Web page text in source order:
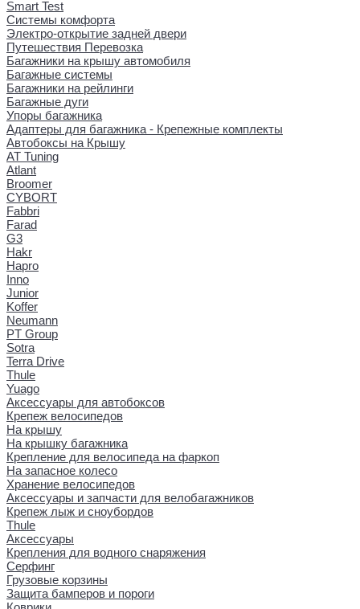
Smart Test
Системы комфорта
Электро-открытие задней двери
Путешествия Перевозка
Багажники на крышу автомобиля
Багажные системы
Багажники на рейлинги
Багажные дуги
Упоры багажника
Адаптеры для багажника - Крепежные комплекты
Автобоксы на Крышу
AT Tuning
Atlant
Broomer
CYBORT
Fabbri
Farad
G3
Hakr
Hapro
Inno
Junior
Koffer
Neumann
PT Group
Sotra
Terra Drive
Thule
Yuago
Аксессуары для автобоксов
Крепеж велосипедов
На крышу
На крышку багажника
Крепление для велосипеда на фаркоп
На запасное колесо
Хранение велосипедов
Аксессуары и запчасти для велобагажников
Крепеж лыж и сноубордов
Thule
Аксессуары
Крепления для водного снаряжения
Серфинг
Грузовые корзины
Защита бамперов и пороги